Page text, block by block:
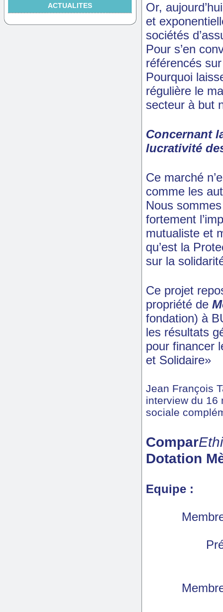
ACTUALITES
Or,
et
sociétés
Pour s’en
référencés
Pourquoi
régulière le
secteur à but
Concernant
lucrativité
Ce marché
comme les
Nous
fortement
mutualiste et
qu’est la
sur la
Ce projet
propriété de M
fondation) à
les résultats
pour financer
et Solidaire»
Jean François
interview du 16
sociale
Compar
Dotation M
Equipe :